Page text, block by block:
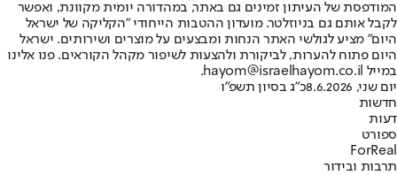
המודפסת של העיתון זמינים גם באתר, במהדורה יומית מקוונת, ואפשר
לקבל אותם גם בניוזלטר. מועדון ההטבות הייחודי "הקליקה של ישראל
היום" מציע לגולשי האתר הנחות ומבצעים על מוצרים ושירותים. ישראל
היום פתוח להערות, לביקורת ולהצעות לשיפור מקהל הקוראים. פנו אלינו
במייל hayom@israelhayom.co.il.
יום שני, 8.6.2026
כ"ג בסיון תשפ"ו
חדשות
דעות
ספורט
ForReal
תרבות ובידור